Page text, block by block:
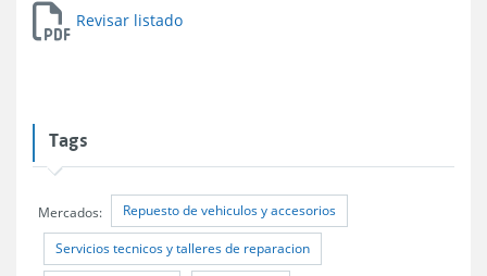
Revisar listado
Tags
Mercados: Repuesto de vehiculos y accesorios
Servicios tecnicos y talleres de reparacion